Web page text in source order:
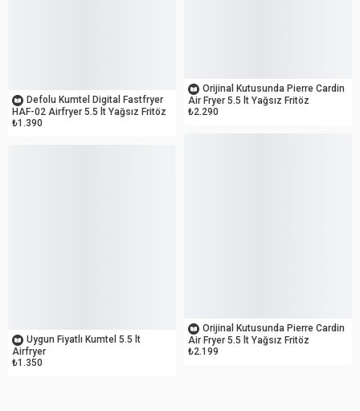
Defolu Kumtel Digital Fastfryer
HAF-02 Airfryer 5.5 lt Yağsız Fritöz
₺1.390
Uygun Fiyatlı Kumtel 5.5 lt
Airfryer
₺1.350
Orijinal Kutusunda Pierre Cardin
Air Fryer 5.5 lt Yağsız Fritöz
₺2.290
Orijinal Kutusunda Pierre Cardin
Air Fryer 5.5 lt Yağsız Fritöz
₺2.199